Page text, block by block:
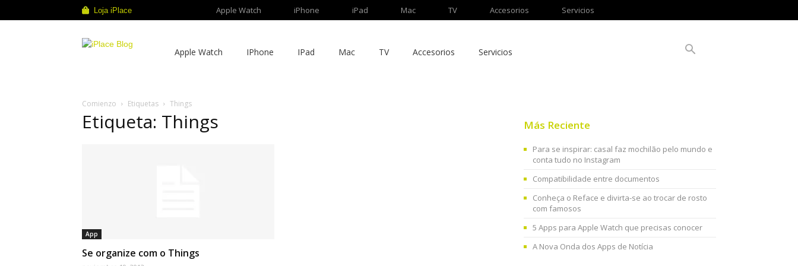
Loja iPlace Apple Watch iPhone iPad Mac TV Accesorios Servicios
Apple Watch IPhone IPad Mac TV Accesorios Servicios
Comienzo Etiquetas Things
Etiqueta: Things
App
Se organize com o Things
Más Reciente
Para se inspirar: casal faz mochilão pelo mundo e
conta tudo no Instagram
Compatibilidade entre documentos
Conheça o Reface e divirta-se ao trocar de rosto
com famosos
5 Apps para Apple Watch que precisas conocer
A Nova Onda dos Apps de Notícia